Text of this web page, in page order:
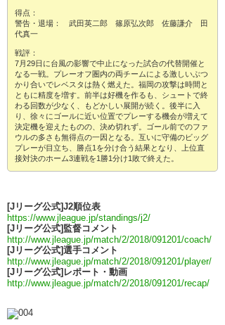
得点：
警告・退場： 武田英二郎 篠原弘次郎 佐藤謙介 田
代真一
戦評：
7月29日に台風の影響で中止になった試合の代替開催と
なる一戦。プレーオフ圏内の両チームによる激しいぶつ
かり合いでレベスタは熱く燃えた。福岡の攻撃は時間と
ともに精度を増す。前半は好機を作るも、シュートで終
わる回数が少なく、もどかしい展開が続く。後半に入
り、徐々にゴールに近い位置でプレーする機会が増えて
決定機を迎えたものの、決め切れず。ゴール前でのファ
ウルの多さも無得点の一因となる。互いに守備のビッグ
プレーが目立ち、勝点1を分け合う結果となり、上位直
接対決のホーム3連戦を1勝1分け1敗で終えた。
[Jリーグ公式]J2順位表
https://www.jleague.jp/standings/j2/
[Jリーグ公式]監督コメント
http://www.jleague.jp/match/2/2018/091201/coach/
[Jリーグ公式]選手コメント
http://www.jleague.jp/match/2/2018/091201/player/
[Jリーグ公式]レポート・動画
http://www.jleague.jp/match/2/2018/091201/recap/